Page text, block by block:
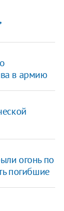
в армию
огонь по
погибшие